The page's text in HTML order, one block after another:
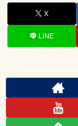
X
LINE